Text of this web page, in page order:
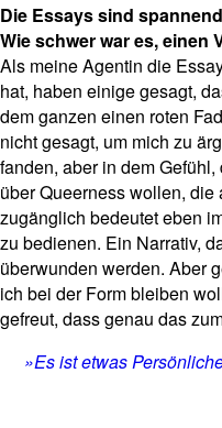
Die Essays sind
Wie schwer war es, einen
Als meine Agentin die
hat, haben einige gesagt,
dem ganzen einen roten
nicht gesagt, um mich zu
fanden, aber in dem
über Queerness wollen,
zugänglich bedeutet eben
zu bedienen. Ein Narrativ,
überwunden werden. Aber
ich bei der Form bleiben
gefreut, dass genau das
»Es ist etwas